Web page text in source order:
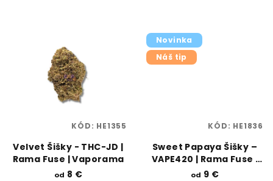
Velvet Šišky - THC-JD |
Rama Fuse | Vaporama
od 8 €
KÓD: HE1355
Novinka
Náš tip
Sweet Papaya Šišky –
VAPE420 | Rama Fuse |
Vaporama
od 9 €
KÓD: HE1836